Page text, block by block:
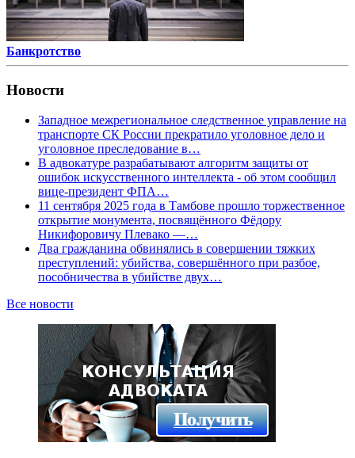
Банкротство
Новости
Западное межрегиональное следственное управление на
транспорте СК России прекратило уголовное дело и
уголовное преследование в…
В адвокатуре разрабатывают алгоритм защиты от
ошибок искусственного интеллекта - об этом сообщил
вице-президент ФПА…
11 сентября 2025 года в Тамбове прошло торжественное
открытие монумента, посвящённого Фёдору
Никифоровичу Плевако —…
Два гражданина обвинялись в совершении тяжких
преступлений: убийства, совершённого при разбое,
пособничества в убийстве двух…
Все новости